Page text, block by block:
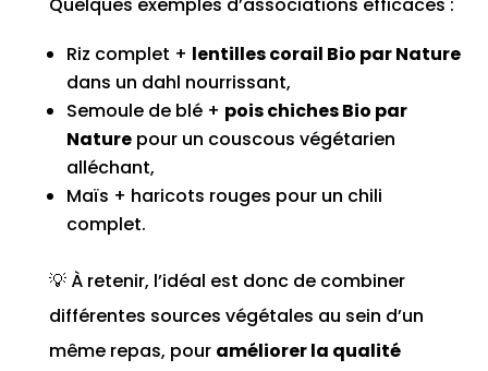
Riz complet + lentilles corail Bio par Nature
dans un dahl nourrissant,
Semoule de blé + pois chiches Bio par
Naturepour un couscous végétarien
alléchant,
Maïs + haricots rouges pour un chili
complet.
💡 À retenir, l’idéal est donc de combiner
différentes sources végétales au sein d’un
même repas, pour améliorer la qualité